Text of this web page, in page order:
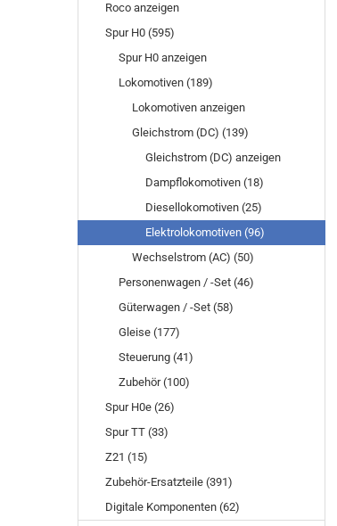
Roco anzeigen
Spur H0 (595)
Spur H0 anzeigen
Lokomotiven (189)
Lokomotiven anzeigen
Gleichstrom (DC) (139)
Gleichstrom (DC) anzeigen
Dampflokomotiven (18)
Diesellokomotiven (25)
Elektrolokomotiven (96)
Wechselstrom (AC) (50)
Personenwagen / -Set (46)
Güterwagen / -Set (58)
Gleise (177)
Steuerung (41)
Zubehör (100)
Spur H0e (26)
Spur TT (33)
Z21 (15)
Zubehör-Ersatzteile (391)
Digitale Komponenten (62)